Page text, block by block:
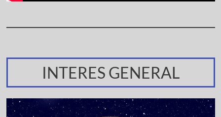
INTERES GENERAL